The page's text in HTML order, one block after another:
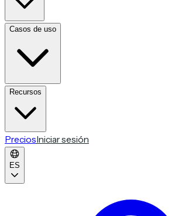
Casos de uso
Recursos
PreciosIniciar sesión
ES